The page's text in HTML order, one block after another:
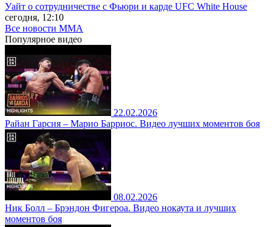
Уайт о сотрудничестве с Фьюри и карде UFC White House
сегодня, 12:10
Все новости MMA
Популярное видео
22.02.2026
Райан Гарсия – Марио Барриос. Видео лучших моментов боя
08.02.2026
Ник Болл – Брэндон Фигероа. Видео нокаута и лучших
моментов боя